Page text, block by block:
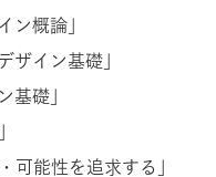
ン概論」
ザイン基礎」
基礎」
可能性を追求する」